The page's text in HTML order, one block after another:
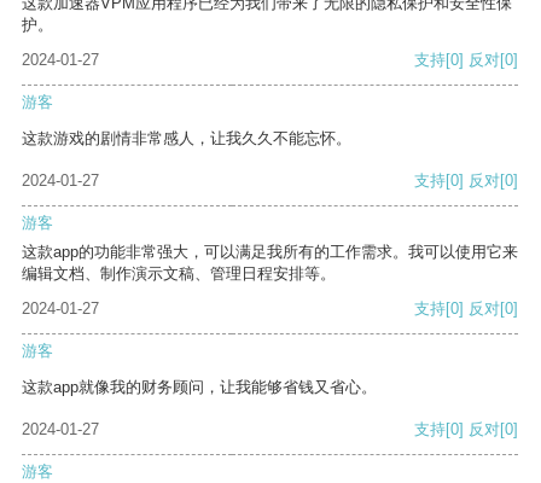
护。
2024-01-27
支持[0] 反对[0]
游客
这款游戏的剧情非常感人，让我久久不能忘怀。
2024-01-27 支持[0] 反对[0]
游客
这款app的功能非常强大，可以满足我所有的工作需求。我可以使用它来
编辑文档、制作演示文稿、管理日程安排等。
2024-01-27
支持[0] 反对[0]
游客
这款app就像我的财务顾问，让我能够省钱又省心。
2024-01-27 支持[0] 反对[0]
游客